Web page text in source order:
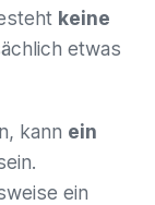
keine
etwas
kann ein
ein